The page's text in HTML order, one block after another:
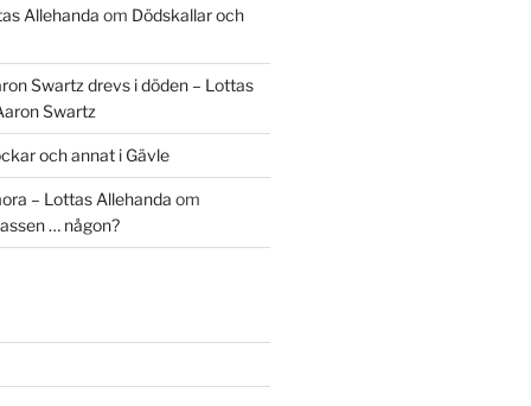
Allehanda om Dödskallar och
Swartz drevs i döden – Lottas
Swartz
och annat i Gävle
– Lottas Allehanda om
… någon?